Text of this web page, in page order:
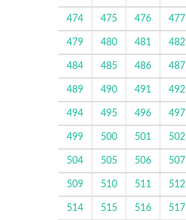
474 475 476 477
479 480 481 482
484 485 486 487
489 490 491 492
494 495 496 497
499 500 501 502
504 505 506 507
509 510 511 512
514 515 516 517